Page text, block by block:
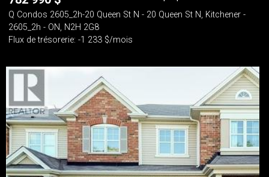
Q Condos 2605_2h-20 Queen St N - 20 Queen St N, Kitchener -
2605_2h - ON, N2H 2G8
Flux de trésorerie: -1 233 $/mois